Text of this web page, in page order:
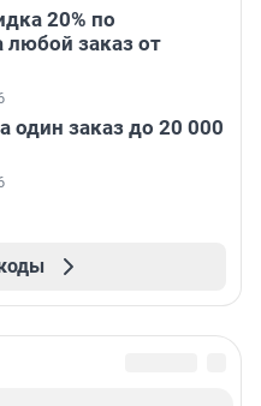
20% по
любой заказ от
один заказ до 20 000